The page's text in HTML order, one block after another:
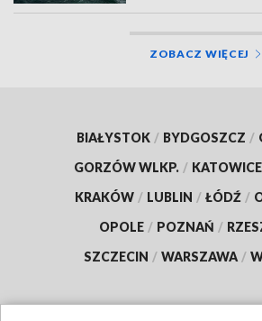
ZOBACZ WIĘCEJ
BIAŁYSTOK / BYDGOSZCZ /
GORZÓW WLKP. / KATOWICE
KRAKÓW / LUBLIN / ŁÓDŹ /
OPOLE / POZNAŃ /
SZCZECIN / WARSZAWA /